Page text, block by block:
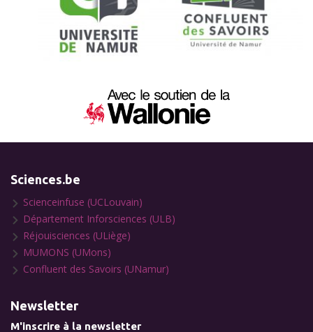
Sciences.be
Scienceinfuse (UCLouvain)
Département Inforsciences (ULB)
Réjouisciences (ULiège)
MUMONS (UMons)
Confluent des Savoirs (UNamur)
Newsletter
M'inscrire à la newsletter